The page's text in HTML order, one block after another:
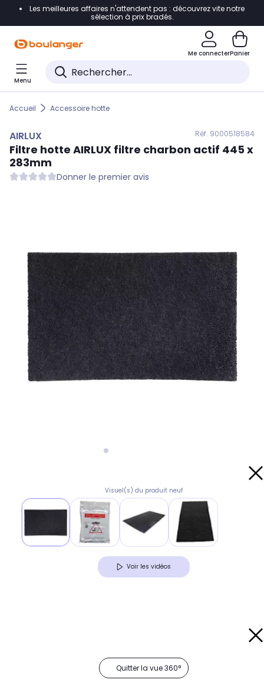
Accéder directement à la navigation
Accéder directement au pied de page
Accéder directement au chatbot
Les meilleures affaires n'attendent pas : découvrez vite notre
sélection à prix bradés.
Me connecterPanier
Menu
Accueil Accessoire hotte
AIRLUX Réf. 9000518584
Filtre hotte AIRLUX filtre charbon actif 445 x
283mm
Donner le premier avis
Visuel(s) du produit neuf
Voir les vidéos
Quitter la vue 360°